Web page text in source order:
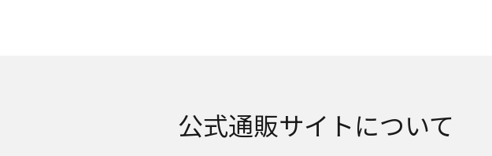
公式通販サイトについて